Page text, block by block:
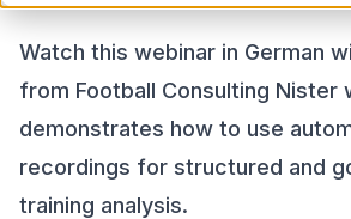
Watch this webinar in German
from Football Consulting Nister
demonstrates how to use
recordings for structured and
training analysis.